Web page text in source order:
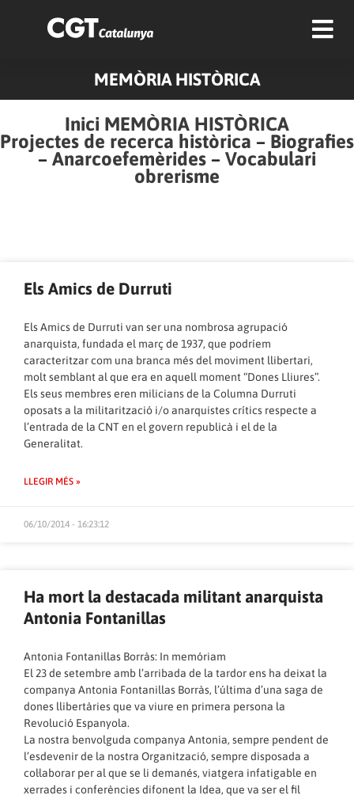
MEMÒRIA HISTÒRICA
Inici MEMÒRIA HISTÒRICA
Projectes de recerca històrica – Biografies
– Anarcoefemèrides – Vocabulari
obrerisme
Els Amics de Durruti
Els Amics de Durruti van ser una nombrosa agrupació
anarquista, fundada el març de 1937, que podríem
caracteritzar com una branca més del moviment llibertari,
molt semblant al que era en aquell moment “Dones Lliures”.
Els seus membres eren milicians de la Columna Durruti
oposats a la militarització i/o anarquistes crítics respecte a
l’entrada de la CNT en el govern republicà i el de la
Generalitat.
LLEGIR MÉS »
06/10/2014 - 16:23:12
Ha mort la destacada militant anarquista
Antonia Fontanillas
Antonia Fontanillas Borràs: In memóriam
El 23 de setembre amb l’arribada de la tardor ens ha deixat la
companya Antonia Fontanillas Borràs, l’última d’una saga de
dones llibertàries que va viure en primera persona la
Revolució Espanyola.
La nostra benvolguda companya Antonia, sempre pendent de
l’esdevenir de la nostra Organització, sempre disposada a
col·laborar per al que se li demanés, viatgera infatigable en
xerrades i conferències difonent la Idea, que va ser el fil